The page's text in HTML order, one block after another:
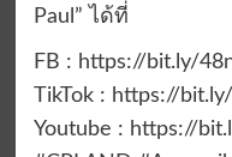
Paul” ได้ที่
FB : https://bit.ly/
TikTok : https://
Youtube : https://